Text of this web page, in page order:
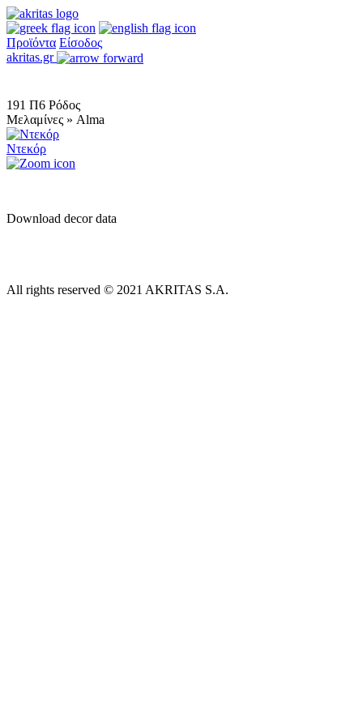
Προϊόντα Είσοδος
akritas.gr
191 Π6 Ρόδος
Μελαμίνες » Alma
Ντεκόρ
Download decor data
All rights reserved © 2021 AKRITAS S.A.